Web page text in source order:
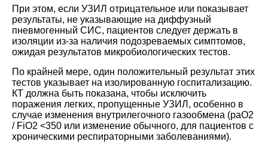
При этом, если УЗИЛ отрицательное или показывает
результаты, не указывающие на диффузный
пневмогенный СИС, пациентов следует держать в
изоляции из-за наличия подозреваемых симптомов,
ожидая результатов микробиологических тестов.
По крайней мере, один положительный результат этих
тестов указывает на изолированную госпитализацию.
КТ должна быть показана, чтобы исключить
поражения легких, пропущенные УЗИЛ, особенно в
случае изменения внутрилегочного газообмена (paO2
/ FiO2 <350 или изменение обычного, для пациентов с
хроническими респираторными заболеваниями).